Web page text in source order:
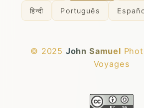
हिन्दी Português
© 2025 John Samuel
Voyages